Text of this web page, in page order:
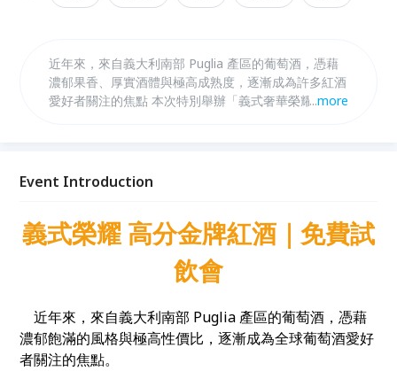
近年來，來自義大利南部 Puglia 產區的葡萄酒，憑藉
濃郁果香、厚實酒體與極高成熟度，逐漸成為許多紅酒
愛好者關注的焦點 本次特別舉辦「義式奢華榮耀」免
...more
Event Introduction
義式榮耀 高分金牌紅酒｜免費試
飲會
近年來，來自義大利南部 Puglia 產區的葡萄酒，憑藉
濃郁飽滿的風格與極高性價比，逐漸成為全球葡萄酒愛好
者關注的焦點。